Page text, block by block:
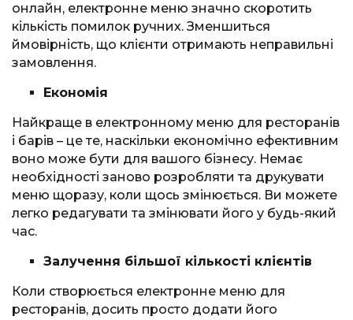
онлайн, електронне меню значно скоротить
кількість помилок ручних. Зменшиться
ймовірність, що клієнти отримають неправильні
замовлення.
Економія
Найкраще в електронному меню для ресторанів
і барів – це те, наскільки економічно ефективним
воно може бути для вашого бізнесу. Немає
необхідності заново розробляти та друкувати
меню щоразу, коли щось змінюється. Ви можете
легко редагувати та змінювати його у будь-який
час.
Залучення більшої кількості клієнтів
Коли створюється електронне меню для
ресторанів, досить просто додати його